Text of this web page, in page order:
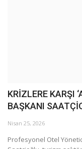
KRİZLERE KARŞI
BAŞKANI
Nisan 25, 2026
Profesyonel Otel